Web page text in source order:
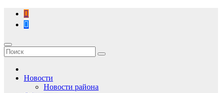
Перейти
содержимому
Новости
Новости района